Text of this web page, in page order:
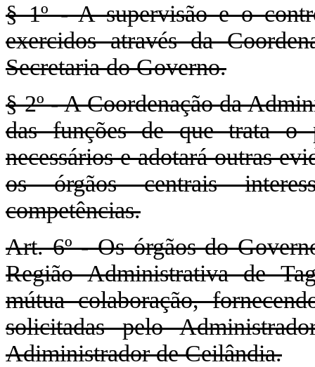
§ 1º - A supervisão e o
exercidos através da
Secretaria do Governo.
§ 2º - A Coordenação da
das funções de que trata o
necessários e adotará outras
os órgãos centrais
competências.
Art. 6º - Os órgãos do
Região Administrativa de
mútua colaboração,
solicitadas pelo
Adiministrador de Ceilândia.